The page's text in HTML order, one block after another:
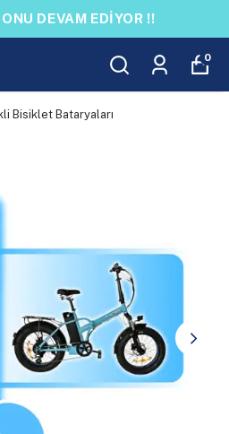
DEVAM EDİYOR !!
0
Bisiklet Bataryaları